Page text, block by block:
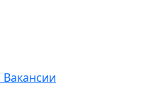
Вакансии